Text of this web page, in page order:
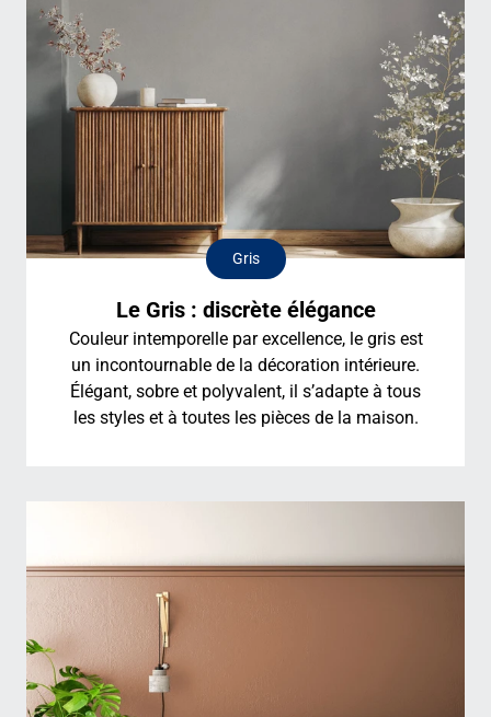
Le Gris : discrète élégance
Gris
Couleur intemporelle par excellence, le gris est
un incontournable de la décoration intérieure.
Élégant, sobre et polyvalent, il s’adapte à tous
les styles et à toutes les pièces de la maison.